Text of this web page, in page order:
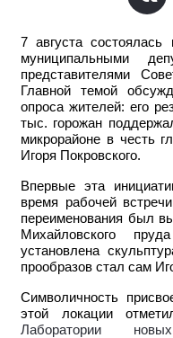
7 августа состоялась
муниципальными
представителями
Главной темой
опроса жителей: его
тыс. горожан
микрорайоне в честь
Игоря Покровского.
Впервые эта
время рабочей
переименования был
Михайловского
установлена
прообразов стал сам
Символичность
этой локации
Лаборатории